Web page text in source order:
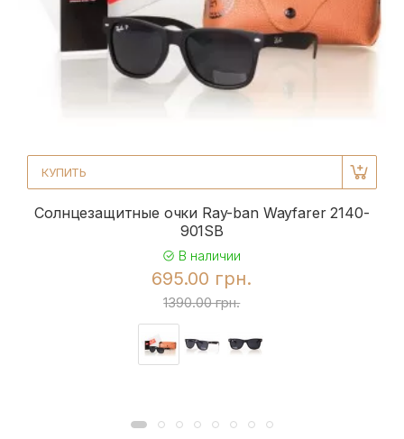
КУПИТЬ
Солнцезащитные очки Ray-ban Wayfarer 2140-
901SB
В наличии
695.00 грн.
1390.00 грн.